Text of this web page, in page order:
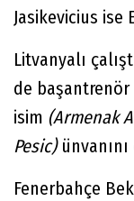
Jasikevicius
Litvanyalı
de
isim (Armenak
Pesic)
Fenerbahçe